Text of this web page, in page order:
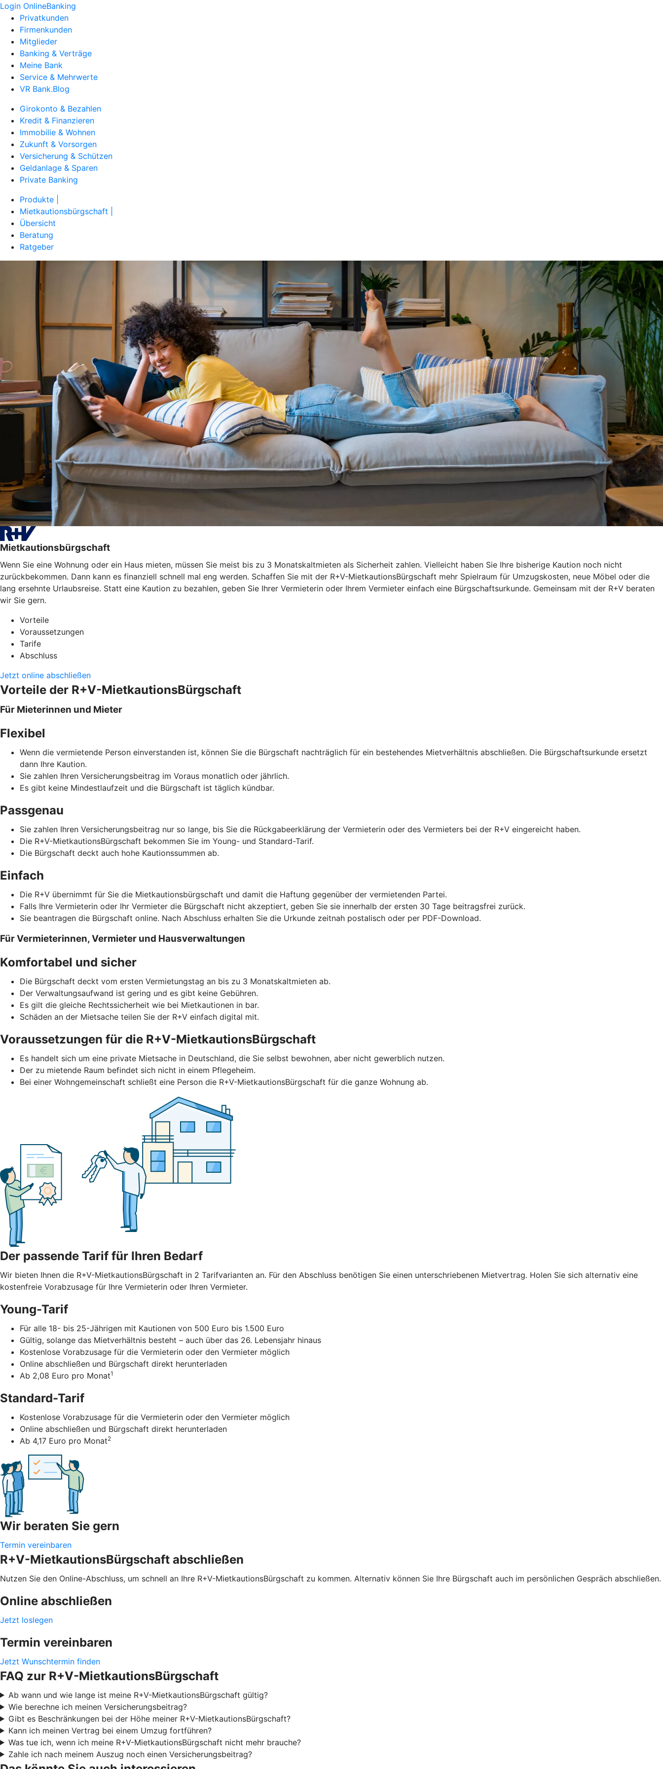
Login OnlineBanking
Privatkunden
Firmenkunden
Mitglieder
Banking & Verträge
Meine Bank
Service & Mehrwerte
VR Bank.Blog
Girokonto & Bezahlen
Kredit & Finanzieren
Immobilie & Wohnen
Zukunft & Vorsorgen
Versicherung & Schützen
Geldanlage & Sparen
Private Banking
Produkte |
Mietkautionsbürgschaft |
Übersicht
Beratung
Ratgeber
Mietkautionsbürgschaft
Wenn Sie eine Wohnung oder ein Haus mieten, müssen Sie meist bis zu 3 Monatskaltmieten als Sicherheit zahlen. Vielleicht haben Sie Ihre bisherige Kaution noch nicht
zurückbekommen. Dann kann es finanziell schnell mal eng werden. Schaffen Sie mit der R+V-MietkautionsBürgschaft mehr Spielraum für Umzugskosten, neue Möbel oder die
lang ersehnte Urlaubsreise. Statt eine Kaution zu bezahlen, geben Sie Ihrer Vermieterin oder Ihrem Vermieter einfach eine Bürgschaftsurkunde. Gemeinsam mit der R+V beraten
wir Sie gern.
Vorteile
Voraussetzungen
Tarife
Abschluss
Jetzt online abschließen
Vorteile der R+V-MietkautionsBürgschaft
Für Mieterinnen und Mieter
Flexibel
Wenn die vermietende Person einverstanden ist, können Sie die Bürgschaft nachträglich für ein bestehendes Mietverhältnis abschließen. Die Bürgschaftsurkunde ersetzt
dann Ihre Kaution.
Sie zahlen Ihren Versicherungsbeitrag im Voraus monatlich oder jährlich.
Es gibt keine Mindestlaufzeit und die Bürgschaft ist täglich kündbar.
Passgenau
Sie zahlen Ihren Versicherungsbeitrag nur so lange, bis Sie die Rückgabeerklärung der Vermieterin oder des Vermieters bei der R+V eingereicht haben.
Die R+V-MietkautionsBürgschaft bekommen Sie im Young- und Standard-Tarif.
Die Bürgschaft deckt auch hohe Kautionssummen ab.
Einfach
Die R+V übernimmt für Sie die Mietkautionsbürgschaft und damit die Haftung gegenüber der vermietenden Partei.
Falls Ihre Vermieterin oder Ihr Vermieter die Bürgschaft nicht akzeptiert, geben Sie sie innerhalb der ersten 30 Tage beitragsfrei zurück.
Sie beantragen die Bürgschaft online. Nach Abschluss erhalten Sie die Urkunde zeitnah postalisch oder per PDF-Download.
Für Vermieterinnen, Vermieter und Hausverwaltungen
Komfortabel und sicher
Die Bürgschaft deckt vom ersten Vermietungstag an bis zu 3 Monatskaltmieten ab.
Der Verwaltungsaufwand ist gering und es gibt keine Gebühren.
Es gilt die gleiche Rechtssicherheit wie bei Mietkautionen in bar.
Schäden an der Mietsache teilen Sie der R+V einfach digital mit.
Voraussetzungen für die R+V-MietkautionsBürgschaft
Es handelt sich um eine private Mietsache in Deutschland, die Sie selbst bewohnen, aber nicht gewerblich nutzen.
Der zu mietende Raum befindet sich nicht in einem Pflegeheim.
Bei einer Wohngemeinschaft schließt eine Person die R+V-MietkautionsBürgschaft für die ganze Wohnung ab.
Der passende Tarif für Ihren Bedarf
Wir bieten Ihnen die R+V-MietkautionsBürgschaft in 2 Tarifvarianten an. Für den Abschluss benötigen Sie einen unterschriebenen Mietvertrag. Holen Sie sich alternativ eine
kostenfreie Vorabzusage für Ihre Vermieterin oder Ihren Vermieter.
Young-Tarif
Für alle 18- bis 25-Jährigen mit Kautionen von 500 Euro bis 1.500 Euro
Gültig, solange das Mietverhältnis besteht – auch über das 26. Lebensjahr hinaus
Kostenlose Vorabzusage für die Vermieterin oder den Vermieter möglich
Online abschließen und Bürgschaft direkt herunterladen
Ab 2,08 Euro pro Monat1
Standard-Tarif
Kostenlose Vorabzusage für die Vermieterin oder den Vermieter möglich
Online abschließen und Bürgschaft direkt herunterladen
Ab 4,17 Euro pro Monat2
Wir beraten Sie gern
Termin vereinbaren
R+V-MietkautionsBürgschaft abschließen
Nutzen Sie den Online-Abschluss, um schnell an Ihre R+V-MietkautionsBürgschaft zu kommen. Alternativ können Sie Ihre Bürgschaft auch im persönlichen Gespräch abschließen.
Online abschließen
Jetzt loslegen
Termin vereinbaren
Jetzt Wunschtermin finden
FAQ zur R+V-MietkautionsBürgschaft
Ab wann und wie lange ist meine R+V-MietkautionsBürgschaft gültig?
Wie berechne ich meinen Versicherungsbeitrag?
Gibt es Beschränkungen bei der Höhe meiner R+V-MietkautionsBürgschaft?
Kann ich meinen Vertrag bei einem Umzug fortführen?
Was tue ich, wenn ich meine R+V-MietkautionsBürgschaft nicht mehr brauche?
Zahle ich nach meinem Auszug noch einen Versicherungsbeitrag?